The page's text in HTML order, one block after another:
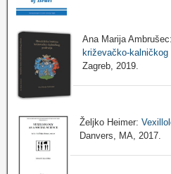
Ana Marija Ambrušec:
križevačko-kalničkog
Zagreb, 2019.
Željko Heimer:
Danvers, MA, 2017.